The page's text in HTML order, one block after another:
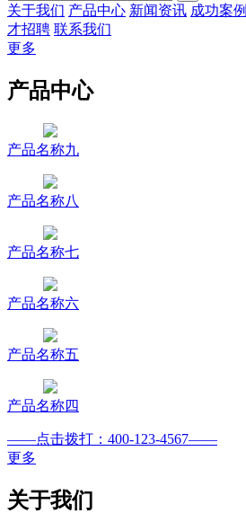
关于我们 产品中心 新闻资讯 成功案例
才招聘 联系我们
更多
产品中心
产品名称九
产品名称八
产品名称七
产品名称六
产品名称五
产品名称四
——点击拨打：400-123-4567——
更多
关于我们